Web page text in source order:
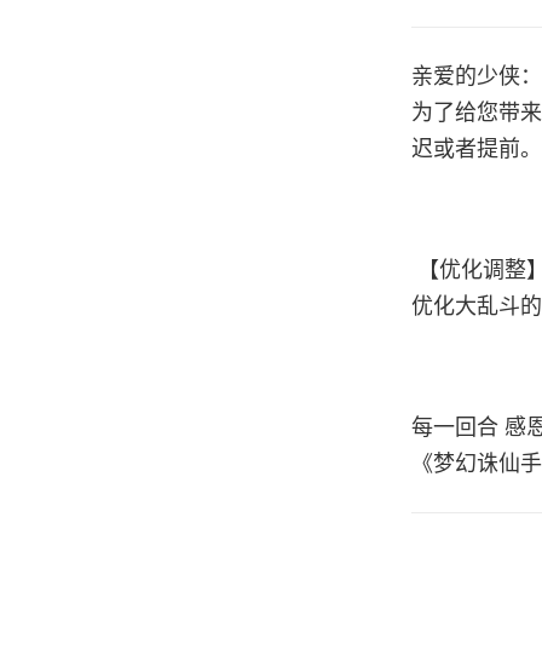
亲爱的少侠：
为了给您带
迟或者提前。
【优化调整
优化大乱斗
每一回合 感
《梦幻诛仙